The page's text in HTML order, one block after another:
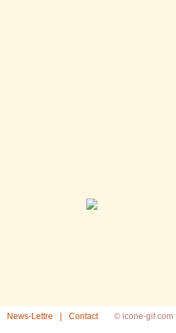
News-Lettre Contact © icone-gif.com